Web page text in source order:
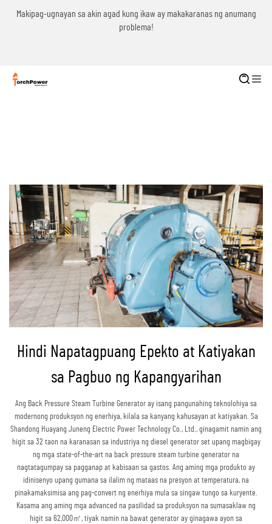
Makipag-ugnayan sa akin agad kung ikaw ay makakaranas ng anumang
problema!
Hindi Napatagpuang Epekto at Katiyakan
sa Pagbuo ng Kapangyarihan
Ang Back Pressure Steam Turbine Generator ay isang pangunahing teknolohiya sa
modernong produksyon ng enerhiya, kilala sa kanyang kahusayan at katiyakan. Sa
Shandong Huayang Juneng Electric Power Technology Co., Ltd., ginagamit namin ang
higit sa 32 taon na karanasan sa industriya ng diesel generator set upang magbigay
ng mga state-of-the-art na back pressure steam turbine generator na
nagtatagumpay sa pagganap at kabisaan sa gastos. Ang aming mga produkto ay
idinisenyo upang gumana sa ilalim ng mataas na presyon at temperatura, na
pinakamaksimisa ang pag-convert ng enerhiya mula sa singaw tungo sa kuryente.
Kasama ang aming mga advanced na pasilidad sa produksyon na sumasaklaw ng
higit sa 62,000㎡, tiyak namin na bawat generator ay ginagawa ayon sa